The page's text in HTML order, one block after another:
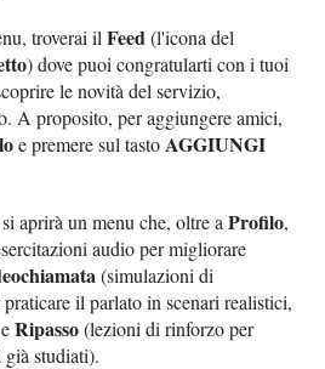
troverai ilFeed (l'icona del
) dove puoi congratularti con i tuoi
le novità del servizio,
A proposito, per aggiungere amici,
e premere sul tasto AGGIUNGI
aprirà un menu che, oltre aProfilo,
audio per migliorare
(simulazioni di
praticare il parlato in scenari realistici,
eRipasso(lezioni di rinforzo per
studiati).